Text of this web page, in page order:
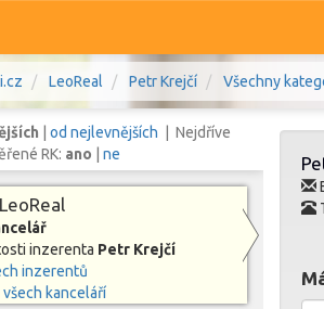
LeoReal Petr Krejčí Všechny
Vše Pozemky
Lokalita
od nejlevnějších | Nejdříve
RK: ano ne
inzerenta Petr Krejčí
inzerentů
kanceláří